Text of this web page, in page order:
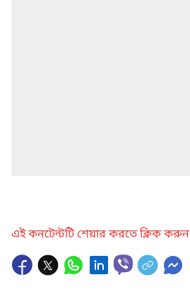
এই কনটেন্টটি শেয়ার করতে ক্লিক করুন